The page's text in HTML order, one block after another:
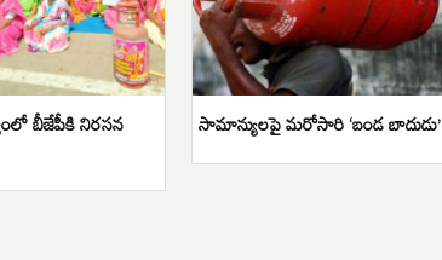
బీజేపీకి నిరసన సామాన్యులపై మరోసారి ‘బండ బాదుడు’